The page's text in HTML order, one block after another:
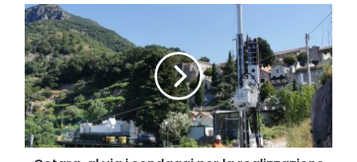
Cetara,
al
via
i
sondaggi
per
la
realizzazione
del